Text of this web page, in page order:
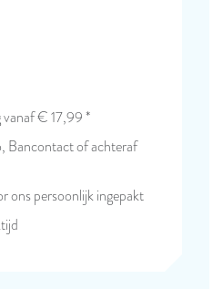
vanaf € 17,99 *
Bancontact of achteraf
ons persoonlijk ingepakt